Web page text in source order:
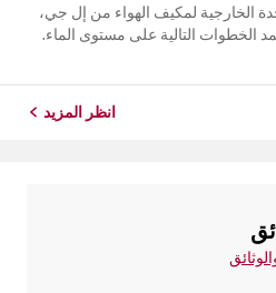
الخارجية لمكيف الهواء من إل جي،
الخطوات التالية على مستوى الماء.
انظر المزيد